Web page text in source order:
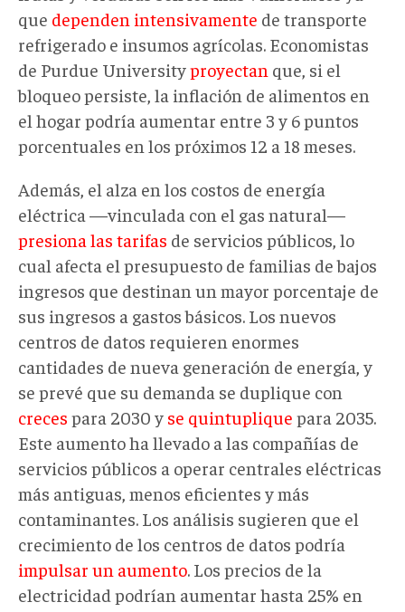
que dependen intensivamente de transporte
refrigerado e insumos agrícolas. Economistas
de Purdue Universityproyectan que, si el
bloqueo persiste, la inflación de alimentos en
el hogar podría aumentar entre 3 y 6 puntos
porcentuales en los próximos 12 a 18 meses.
Además, el alza en los costos de energía
eléctrica —vinculada con el gas natural—
presiona las tarifas de servicios públicos, lo
cual afecta el presupuesto de familias de bajos
ingresos que destinan un mayor porcentaje de
sus ingresos a gastos básicos. Los nuevos
centros de datos requieren enormes
cantidades de nueva generación de energía, y
se prevé que su demanda se duplique con
creces para 2030 y se quintuplique para 2035.
Este aumento ha llevado a las compañías de
servicios públicos a operar centrales eléctricas
más antiguas, menos eficientes y más
contaminantes. Los análisis sugieren que el
crecimiento de los centros de datos podría
impulsar un aumento. Los precios de la
electricidad podrían aumentar hasta 25% en